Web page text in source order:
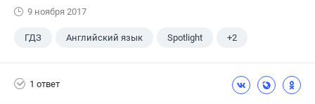
9 ноября 2017
ГДЗ Английский язык Spotlight +2
1 ответ